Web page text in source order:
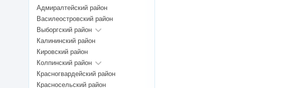
Адмиралтейский район
Василеостровский район
Выборгский район
Калининский район
Кировский район
Колпинский район
Красногвардейский район
Красносельский район